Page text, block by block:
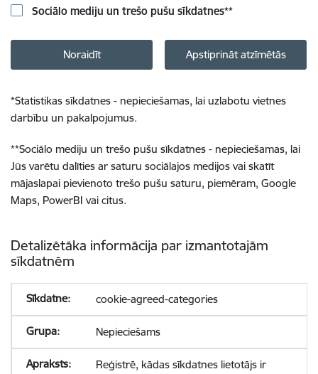
Sociālo mediju un trešo pušu sīkdatnes**
Noraidīt Apstiprināt atzīmētās
*Statistikas sīkdatnes - nepieciešamas, lai uzlabotu vietnes
darbību un pakalpojumus.
**Sociālo mediju un trešo pušu sīkdatnes - nepieciešamas, lai
Jūs varētu dalīties ar saturu sociālajos medijos vai skatīt
mājaslapai pievienoto trešo pušu saturu, piemēram, Google
Maps, PowerBI vai citus.
Detalizētāka informācija par izmantotajām
sīkdatnēm
cookie-agreed-categories
Nepieciešams
Reģistrē, kādas sīkdatnes lietotājs ir